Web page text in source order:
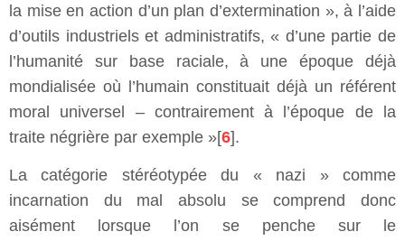
la mise en action d’un plan d’extermination », à l’aide
d’outils industriels et administratifs, « d’une partie de
l’humanité sur base raciale, à une époque déjà
mondialisée où l’humain constituait déjà un référent
moral universel – contrairement à l’époque de la
traite négrière par exemple »[6].
La catégorie stéréotypée du « nazi » comme
incarnation du mal absolu se comprend donc
aisément lorsque l’on se penche sur le